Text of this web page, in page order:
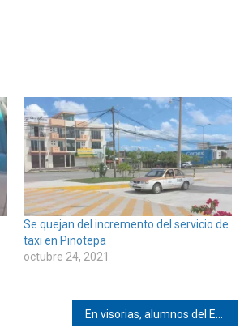
Se quejan del incremento del servicio de
taxi en Pinotepa
octubre 24, 2021
En visorias, alumnos del EMSaD de Collantes